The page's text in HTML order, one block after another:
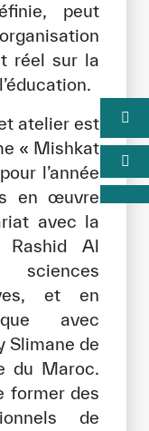
peut
réel sur la
atelier est
« Mishkat
l’année
en œuvre
avec la
Rashid Al
et en
avec
Slimane de
du Maroc.
former des
de